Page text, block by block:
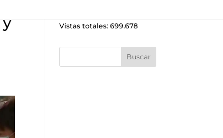
Vistas totales:699.678